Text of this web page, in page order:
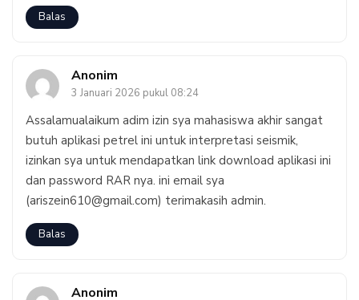
Balas
Anonim
3 Januari 2026 pukul 08:24
Assalamualaikum adim izin sya mahasiswa akhir sangat
butuh aplikasi petrel ini untuk interpretasi seismik,
izinkan sya untuk mendapatkan link download aplikasi ini
dan password RAR nya. ini email sya
(ariszein610@gmail.com) terimakasih admin.
Balas
Anonim